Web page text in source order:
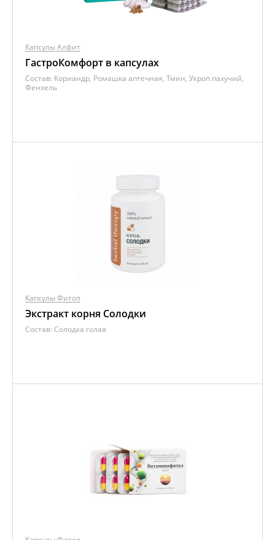
Капсулы Алфит
ГастроКомфорт в капсулах
Состав: Кориандр, Ромашка аптечная, Тмин, Укроп пахучий,
Фенхель
Капсулы Фитол
Экстракт корня Солодки
Состав: Солодка голая